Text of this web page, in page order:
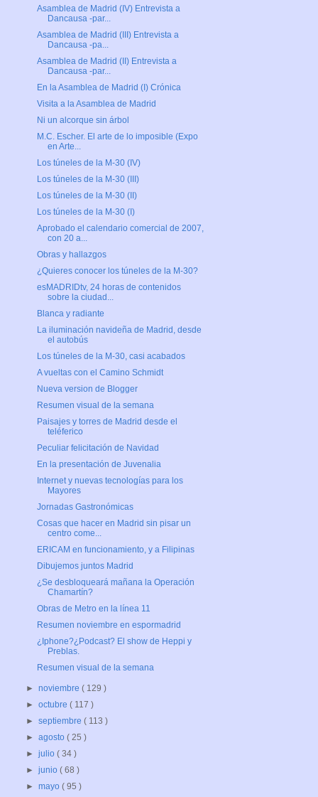
Asamblea de Madrid (IV) Entrevista a
Dancausa -par...
Asamblea de Madrid (III) Entrevista a
Dancausa -pa...
Asamblea de Madrid (II) Entrevista a
Dancausa -par...
En la Asamblea de Madrid (I) Crónica
Visita a la Asamblea de Madrid
Ni un alcorque sin árbol
M.C. Escher. El arte de lo imposible (Expo
en Arte...
Los túneles de la M-30 (IV)
Los túneles de la M-30 (III)
Los túneles de la M-30 (II)
Los túneles de la M-30 (I)
Aprobado el calendario comercial de 2007,
con 20 a...
Obras y hallazgos
¿Quieres conocer los túneles de la M-30?
esMADRIDtv, 24 horas de contenidos
sobre la ciudad...
Blanca y radiante
La iluminación navideña de Madrid, desde
el autobús
Los túneles de la M-30, casi acabados
A vueltas con el Camino Schmidt
Nueva version de Blogger
Resumen visual de la semana
Paisajes y torres de Madrid desde el
teléferico
Peculiar felicitación de Navidad
En la presentación de Juvenalia
Internet y nuevas tecnologías para los
Mayores
Jornadas Gastronómicas
Cosas que hacer en Madrid sin pisar un
centro come...
ERICAM en funcionamiento, y a Filipinas
Dibujemos juntos Madrid
¿Se desbloqueará mañana la Operación
Chamartín?
Obras de Metro en la línea 11
Resumen noviembre en espormadrid
¿Iphone?¿Podcast? El show de Heppi y
Preblas.
Resumen visual de la semana
►noviembre( 129 )
►octubre( 117 )
►septiembre( 113 )
►agosto( 25 )
►julio( 34 )
►junio( 68 )
►mayo( 95 )